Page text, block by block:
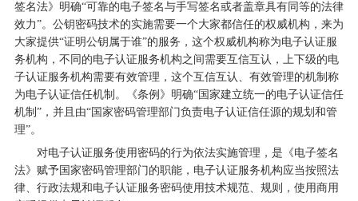
签名法》明确“可靠的电子签名与手写签名或者盖章具有同等的法律
效力”。公钥密码技术的实施需要一个大家都信任的权威机构，来为
大家提供“证明公钥属于谁”的服务，这个权威机构称为电子认证服
务机构，不同的电子认证服务机构之间需要互信互认，上下级的电
子认证服务机构需要有效管理，这个互信互认、有效管理的机制称
为电子认证信任机制。《条例》明确“国家建立统一的电子认证信任
机制”，并且由“国家密码管理部门负责电子认证信任源的规划和管
理”。
对电子认证服务使用密码的行为依法实施管理，是《电子签名
法》赋予国家密码管理部门的职能，电子认证服务机构应当按照法
律、行政法规和电子认证服务密码使用技术规范、规则，使用商用